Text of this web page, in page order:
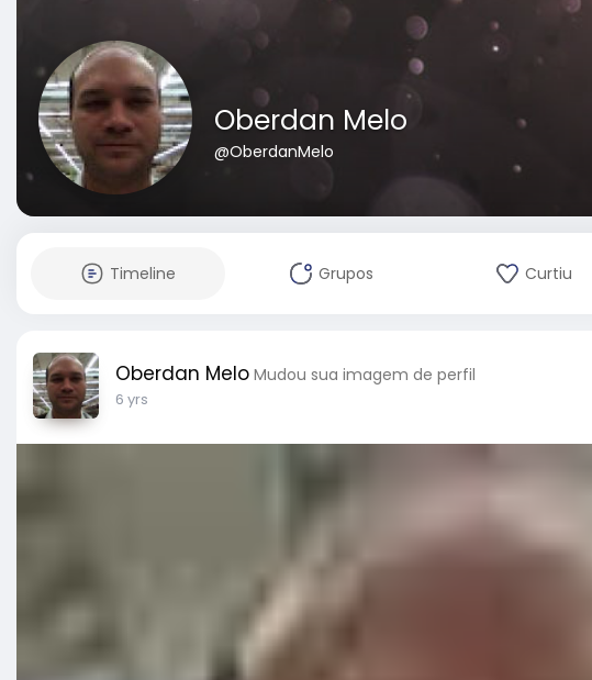
Oberdan Melo
@OberdanMelo
Timeline Grupos Curtiu
Oberdan Melo Mudou sua imagem de perfil
6 yrs